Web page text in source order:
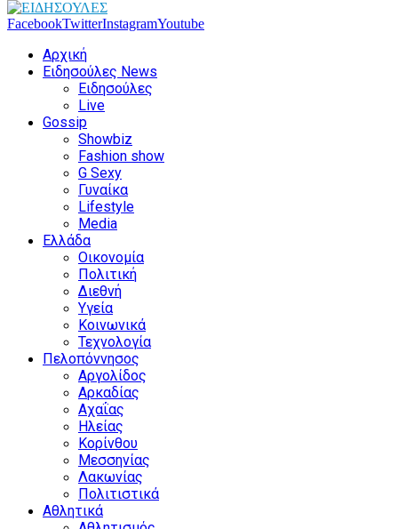
FacebookTwitterInstagramYoutube
Αρχική
Ειδησούλες News
Ειδησούλες
Live
Gossip
Showbiz
Fashion show
G Sexy
Γυναίκα
Lifestyle
Media
Ελλάδα
Οικονομία
Πολιτική
Διεθνή
Υγεία
Κοινωνικά
Τεχνολογία
Πελοπόννησος
Αργολίδος
Αρκαδίας
Αχαΐας
Ηλείας
Κορίνθου
Μεσσηνίας
Λακωνίας
Πολιτιστικά
Αθλητικά